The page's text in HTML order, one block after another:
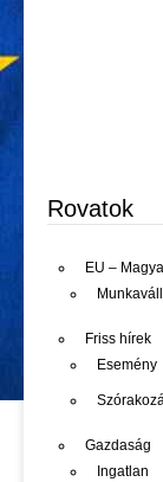
Rovatok
EU –
Friss hírek
Esemény
Gazdaság
Ingatlan